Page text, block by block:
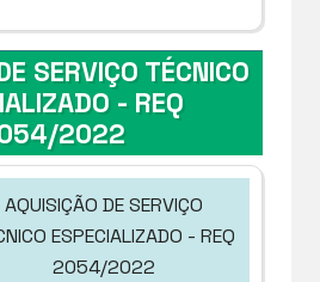
SERVIÇO TÉCNICO
- REQ
2022
AQUISIÇÃO DE SERVIÇO
ESPECIALIZADO - REQ
2054/2022